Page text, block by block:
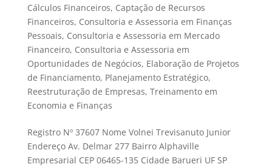
Cálculos Financeiros, Captação de Recursos
Financeiros, Consultoria e Assessoria em Finanças
Pessoais, Consultoria e Assessoria em Mercado
Financeiro, Consultoria e Assessoria em
Oportunidades de Negócios, Elaboração de Projetos
de Financiamento, Planejamento Estratégico,
Reestruturação de Empresas, Treinamento em
Economia e Finanças
Registro Nº 37607 Nome Volnei Trevisanuto Junior
Endereço Av. Delmar 277 Bairro Alphaville
Empresarial CEP 06465-135 Cidade Barueri UF SP